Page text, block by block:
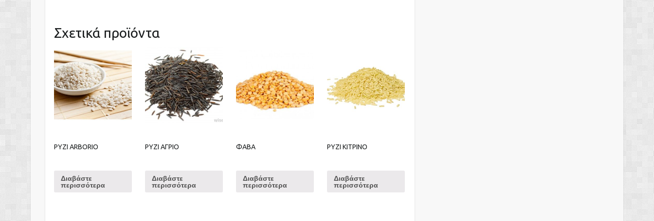
Σχετικά προϊόντα
ΡΥΖΙ ARBORIO
Διαβάστε
περισσότερα
ΡΥΖΙ ΑΓΡΙΟ
Διαβάστε
περισσότερα
ΦΑΒΑ
Διαβάστε
περισσότερα
ΡΥΖΙ ΚΙΤΡΙΝΟ
Διαβάστε
περισσότερα